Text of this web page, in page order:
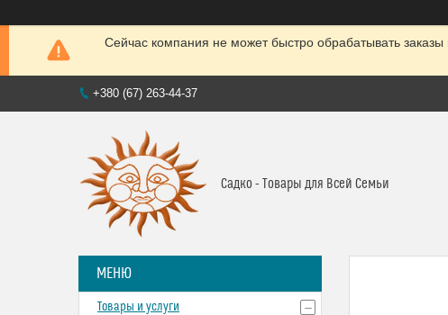
Сейчас компания не может быстро обрабатывать
+380 (67) 263-44-37
Садко - Товары для Всей Семьи
Товары и услуги